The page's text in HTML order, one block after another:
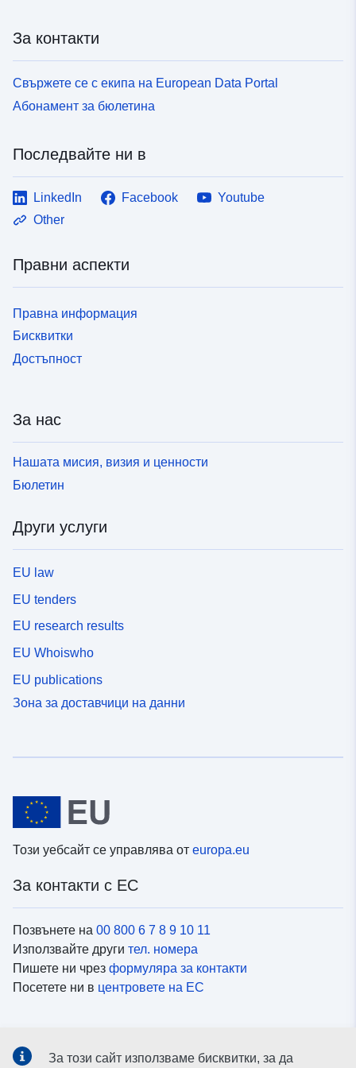
За контакти
Свържете се с екипа на European Data Portal
Абонамент за бюлетина
Последвайте ни в
LinkedIn Facebook
Youtube
Other
Правни аспекти
Правна информация
Бисквитки
Достъпност
За нас
Нашата мисия, визия и ценности
Бюлетин
Други услуги
EU law
EU tenders
EU research results
EU Whoiswho
EU publications
Зона за доставчици на данни
Този уебсайт се управлява от europa.eu
За контакти с ЕС
Позвънете на 00 800 6 7 8 9 10 11
Използвайте други тел. номера
Пишете ни чрез формуляра за контакти
Посетете ни в центровете на ЕС
За този сайт използваме бисквитки, за да